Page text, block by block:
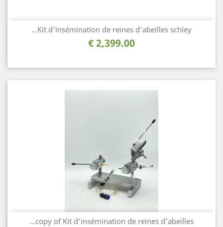
Kit d'insémination de reines d'abeilles schley...
السعر
2,399.00 €
copy of Kit d'insémination de reines d'abeilles...